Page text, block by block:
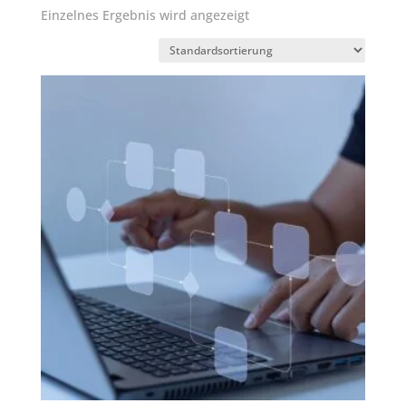
Einzelnes Ergebnis wird angezeigt